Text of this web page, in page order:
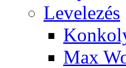
Le­ve­le­zés
Max